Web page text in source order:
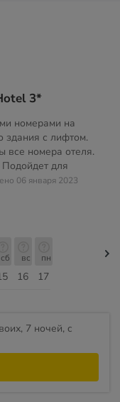
3*
номерами на
здания с лифтом.
все номера отеля.
для
06 января 2023
сб
16
вс
17
пн
7 ночей, c